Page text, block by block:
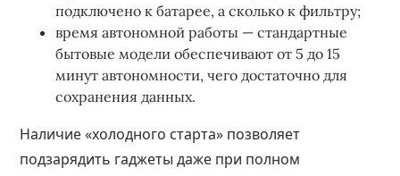
подключено к батарее, а сколько к фильтру;
время автономной работы — стандартные
бытовые модели обеспечивают от 5 до 15
минут автономности, чего достаточно для
сохранения данных.
Наличие «холодного старта» позволяет
подзарядить гаджеты даже при полном